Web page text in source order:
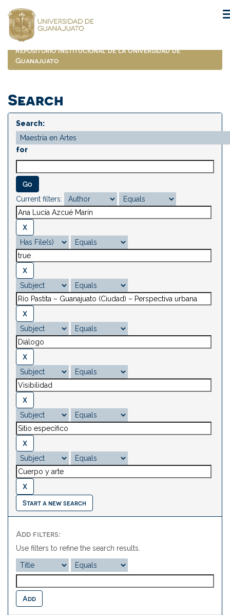
navigation
Repositorio Institucional de la Universidad de
Guanajuato
Search
Search:
for
Current filters:
Start a new search
Add filters:
Use filters to refine the search results.